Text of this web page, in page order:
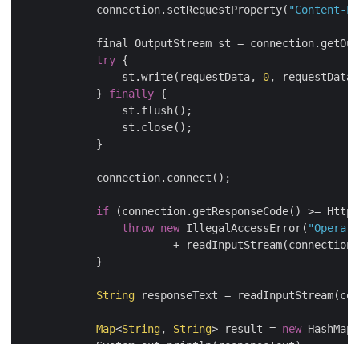
            connection.setRequestProperty(
"Content-
final OutputStream st =
try {
                st.write(requestData,
0,
            }
finally {
                st.flush();
                st.close();
            }
            connection.connect();
if (connection.getResponseCode() >=
throw new IllegalAccessError(
+
            }
String responseText =
Map<String, String> result = new HashMap<